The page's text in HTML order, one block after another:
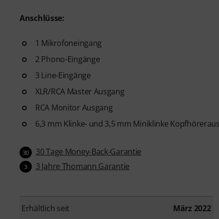
Anschlüsse:
1 Mikrofoneingang
2 Phono-Eingänge
3 Line-Eingänge
XLR/RCA Master Ausgang
RCA Monitor Ausgang
6,3 mm Klinke- und 3,5 mm Miniklinke
30 30 Tage Money-Back-Garantie
3 3 Jahre Thomann Garantie
Erhältlich seit März 2022